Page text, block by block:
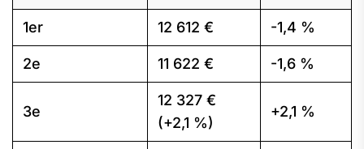
1er 12 612 € -1,4 %
2e 11 622 € -1,6 %
3e
12 327 €
(+2,1 %)
+2,1 %